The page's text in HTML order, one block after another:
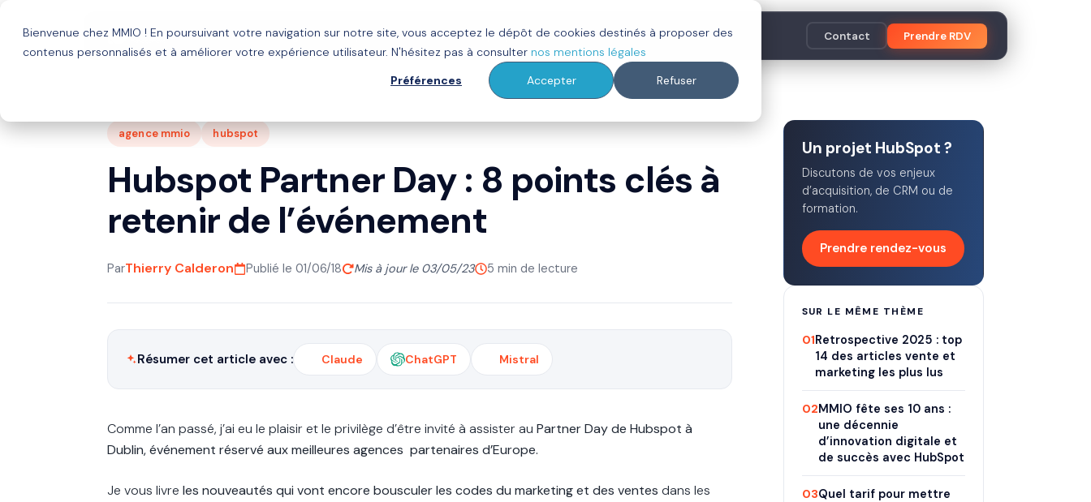
Bienvenue chez MMIO ! En poursuivant votre navigation sur notre site, vous acceptez le dépôt de cookies destinés à proposer des
contenus personnalisés et à améliorer votre expérience utilisateur. N'hésitez pas à consulter nos mentions légales
Préférences
Accepter Refuser
Solutions Agence HubSpot Clients À propos Ressources Contact Prendre RDV
agence mmio hubspot
Hubspot Partner Day : 8 points clés à
retenir de l’événement
ParThierry Calderon Publié le 01/06/18 Mis à jour le 03/05/23 5 min de lecture
Résumer cet article avec : Claude ChatGPT Mistral
Comme l’an passé, j’ai eu le plaisir et le privilège d’être invité à assister au Partner Day de Hubspot à
Dublin, événement réservé auxmeilleures agences partenaires d’Europe.
Je vous livre les nouveautés qui vont encore bousculer les codes du marketing et des ventes dans les
Un projet HubSpot ?
Discutons de vos enjeux
d’acquisition, de CRM ou de
formation.
Prendre rendez-vous
SUR LE MÊME THÈME
01Retrospective 2025 : top
14 des articles vente et
marketing les plus lus
02MMIO fête ses 10 ans :
une décennie
d’innovation digitale et
de succès avec HubSpot
03Quel tarif pour mettre